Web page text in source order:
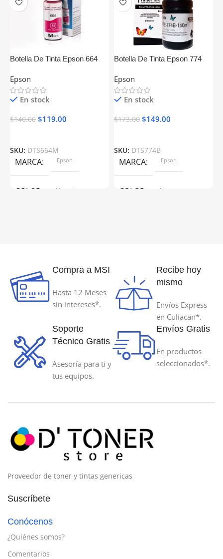
Botella De Tinta Epson 664
Epson
En stock
$140.00 $119.00
SKU: DTS664M
MARCA Epson
COLOR Magenta
PAGINAS AL 5% DE COBERTURA
70 ml
TECNOLOGÍA DE IMPRESIÓN
Inyeccion de Tinta
Botella De Tinta Epson 774
Epson
En stock
$173.00 $149.00
SKU: DTS774B
MARCA Epson
COLOR Negro
PAGINAS AL 5% DE
140 ml
TECNOLOGÍA DE
Inyeccion de Tinta
Compra a MSI
Hasta 12 Meses
sin intereses*.
Recibe hoy
mismo
Envíos Express
en Culiacan*.
Soporte
Técnico Gratis
Asesoría para ti y
tus equipos.
Envíos Gratis
En productos
seleccionados*.
Proveedor de toner y tintas genericas
Suscríbete
Conócenos
¿Quiénes somos?
Comentarios